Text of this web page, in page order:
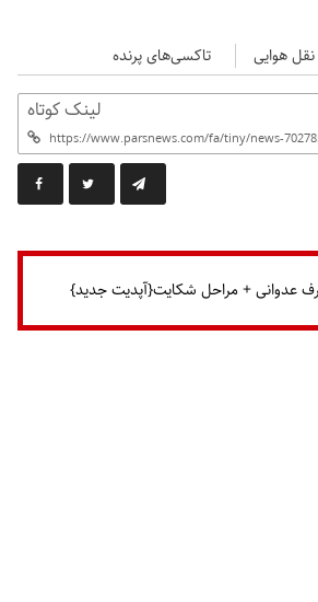
هوایی تاکسی‌های پرنده
لینک کوتاه
عدوانی + مراحل شکایت{آپدیت جدید}